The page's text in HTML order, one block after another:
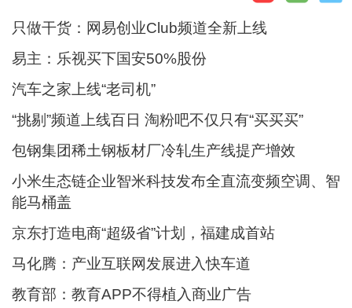
只做干货：网易创业Club频道全新上线
易主：乐视买下国安50%股份
汽车之家上线“老司机”
“挑剔”频道上线百日 淘粉吧不仅只有“买买买”
包钢集团稀土钢板材厂冷轧生产线提产增效
小米生态链企业智米科技发布全直流变频空调、智
能马桶盖
京东打造电商“超级省”计划，福建成首站
马化腾：产业互联网发展进入快车道
教育部：教育APP不得植入商业广告